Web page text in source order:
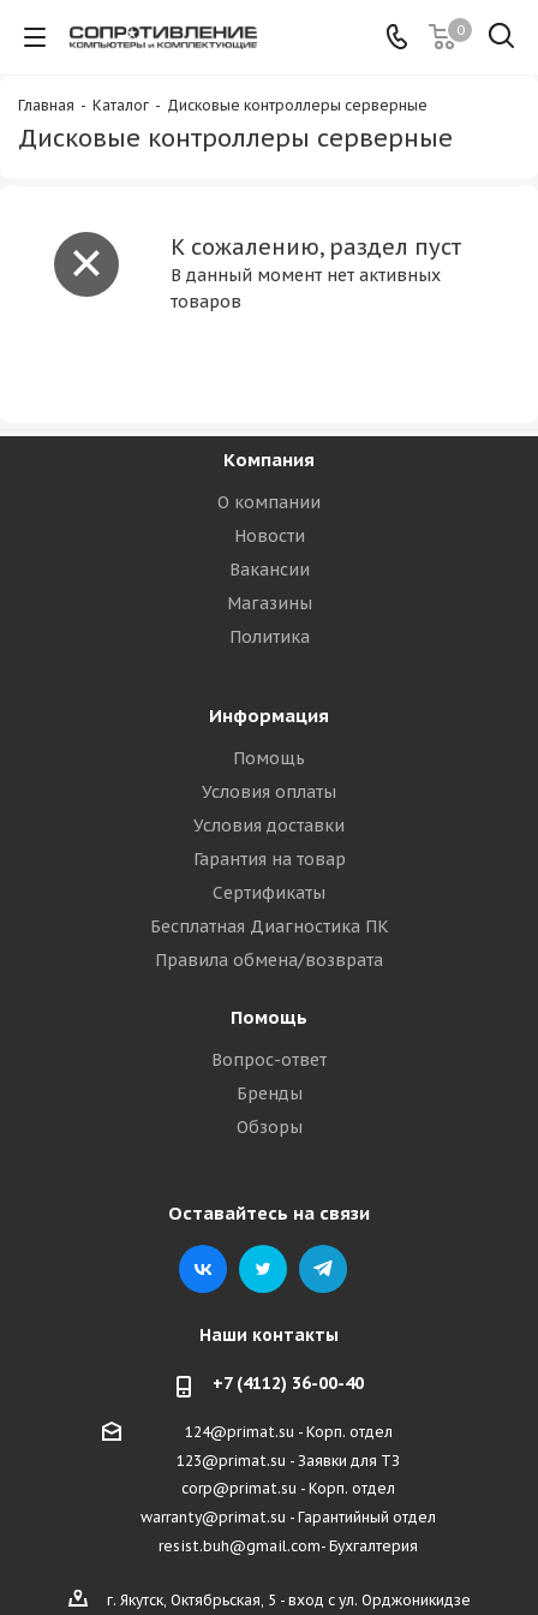
0
Главная - Каталог - Дисковые контроллеры серверные
Дисковые контроллеры серверные
К сожалению, раздел пуст
В данный момент нет активных
товаров
Компания
О компании
Новости
Вакансии
Магазины
Политика
Информация
Помощь
Условия оплаты
Условия доставки
Гарантия на товар
Сертификаты
Бесплатная Диагностика ПК
Правила обмена/возврата
Помощь
Вопрос-ответ
Бренды
Обзоры
Оставайтесь на связи
Наши контакты
+7 (4112) 36-00-40
124@primat.su - Корп. отдел
123@primat.su - Заявки для ТЗ
corp@primat.su - Корп. отдел
warranty@primat.su - Гарантийный отдел
resist.buh@gmail.com- Бухгалтерия
г. Якутск, Октябрьская, 5 - вход с ул. Орджоникидзе